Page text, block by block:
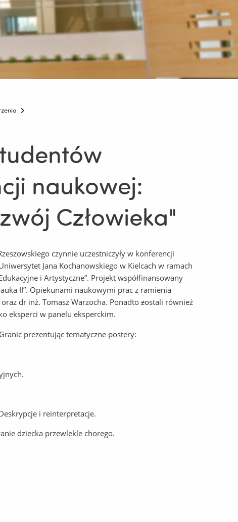
naukowej:
Człowieka"
czynnie uczestniczyły w konferencji
Jana Kochanowskiego w Kielcach w ramach
i Artystyczne”. Projekt współfinansowany
II”. Opiekunami naukowymi prac z ramienia
dr inż. Tomasz Warzocha. Ponadto zostali również
eksperci w panelu eksperckim.
prezentując tematyczne postery:
i reinterpretacje.
dziecka przewlekle chorego.